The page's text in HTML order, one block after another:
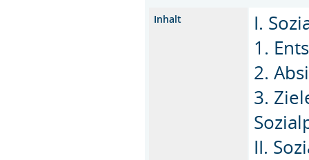
Inhalt
I.
1.
2.
3.
II.